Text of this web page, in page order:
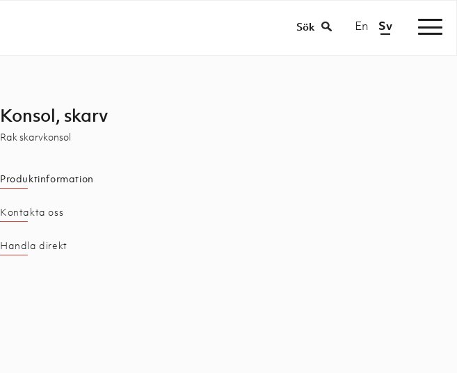
Sök En Sv
Konsol, skarv
Rak skarvkonsol
Produktinformation
Kontakta oss
Handla direkt